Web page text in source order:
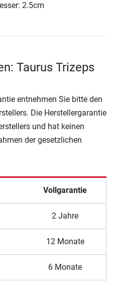
2.5cm
Taurus Trizeps
entnehmen Sie bitte den
Die Herstellergarantie
und hat keinen
der gesetzlichen
Vollgarantie
2 Jahre
12 Monate
6 Monate